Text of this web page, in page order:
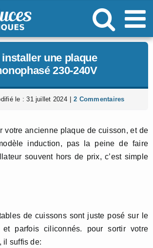
une plaque
230-240V
le : 31 juillet 2024 2 Commentaires
votre ancienne plaque de cuisson, et de
induction, pas la peine de faire
souvent hors de prix, c’est simple
de cuissons sont juste posé sur le
et parfois ciliconnés. pour sortir votre
il suffis de: